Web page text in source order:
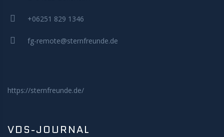
+06251 829 1346
fg-remote@sternfreunde.de
https://sternfreunde.de/
VDS-JOURNAL